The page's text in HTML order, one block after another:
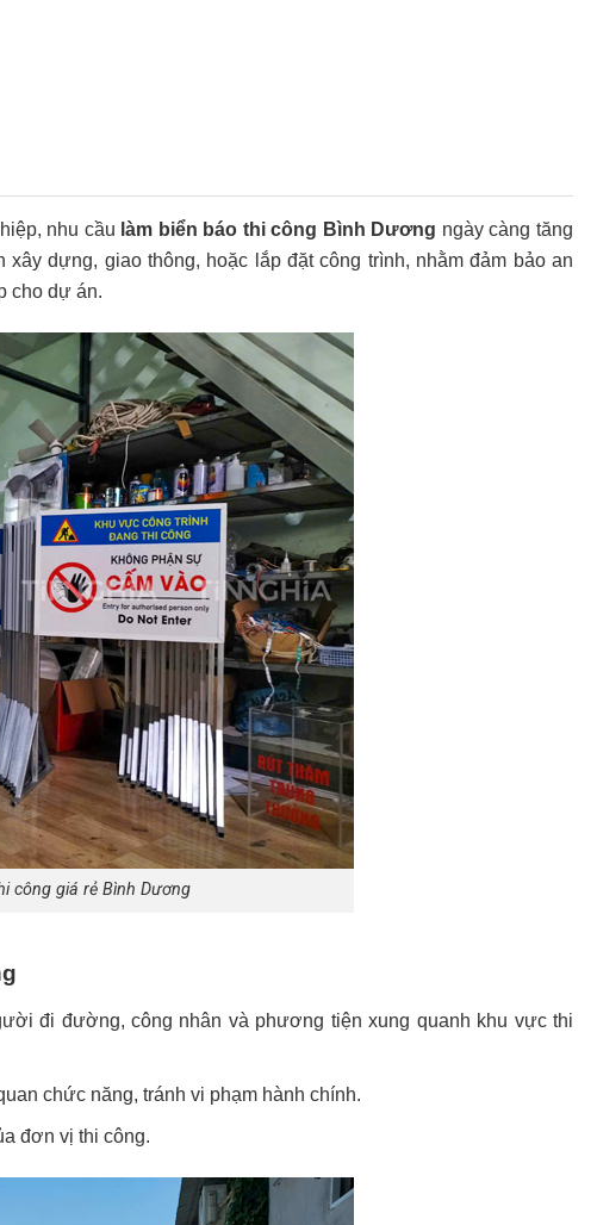
nhu cầu làm biển báo thi công Bình Dương ngày càng tăng
dựng, giao thông, hoặc lắp đặt công trình, nhằm đảm bảo an
cho dự án.
công giá rẻ Bình Dương
đi đường, công nhân và phương tiện xung quanh khu vực thi
chức năng, tránh vi phạm hành chính.
đơn vị thi công.